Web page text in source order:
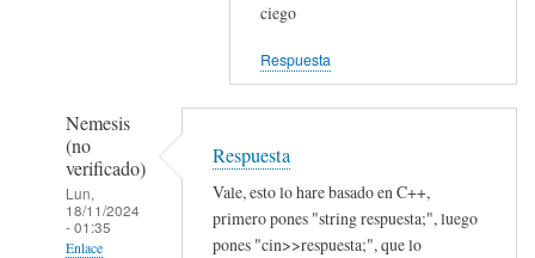
que
quieras…
por
jvilella
ciego
Respuesta
Nemesis
(no
verificado)
Lun,
18/11/2024
- 01:35
Enlace
Respuesta
Vale, esto lo hare basado en C++,
primero pones "string respuesta;", luego
pones "cin>>respuesta;", que lo